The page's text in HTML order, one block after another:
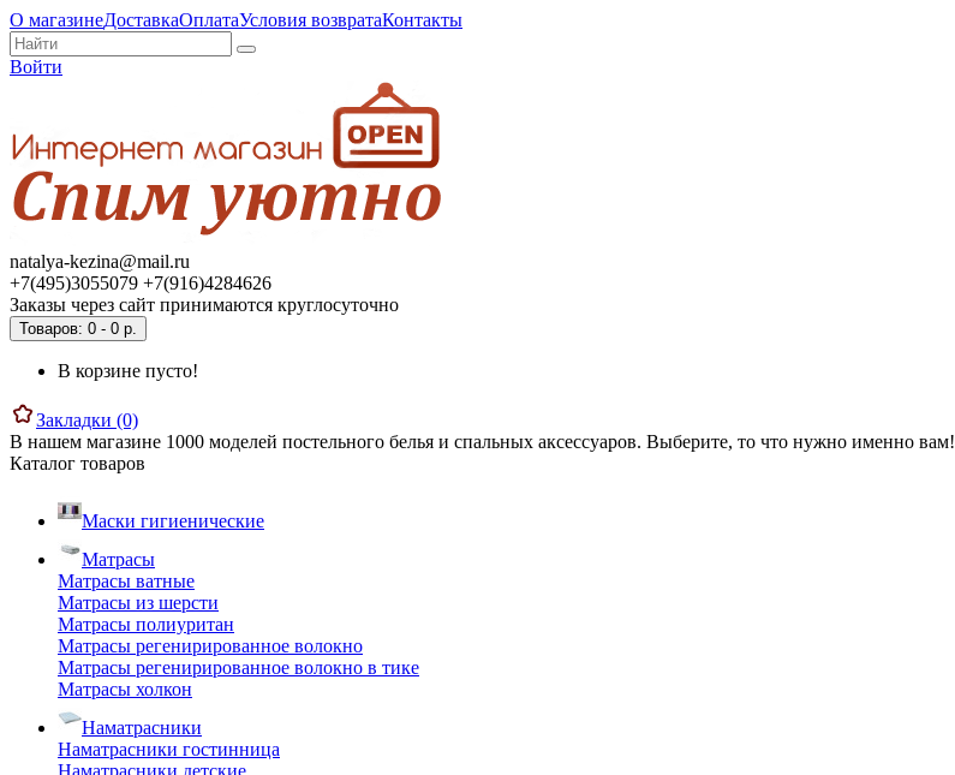
О магазинеДоставкаОплатаУсловия возвратаКонтакты
Войти
natalya-kezina@mail.ru
+7(495)3055079 +7(916)4284626
Заказы через сайт принимаются круглосуточно
Товаров: 0 - 0 р.
В корзине пусто!
Закладки (0)
В нашем магазине 1000 моделей постельного белья и спальных аксессуаров. Выберите, то что нужно именно вам!
Каталог товаров
Маски гигиенические
Матрасы
Матрасы ватные
Матрасы из шерсти
Матрасы полиуритан
Матрасы регенирированное волокно
Матрасы регенирированное волокно в тике
Матрасы холкон
Наматрасники
Наматрасники гостинница
Наматрасники детские